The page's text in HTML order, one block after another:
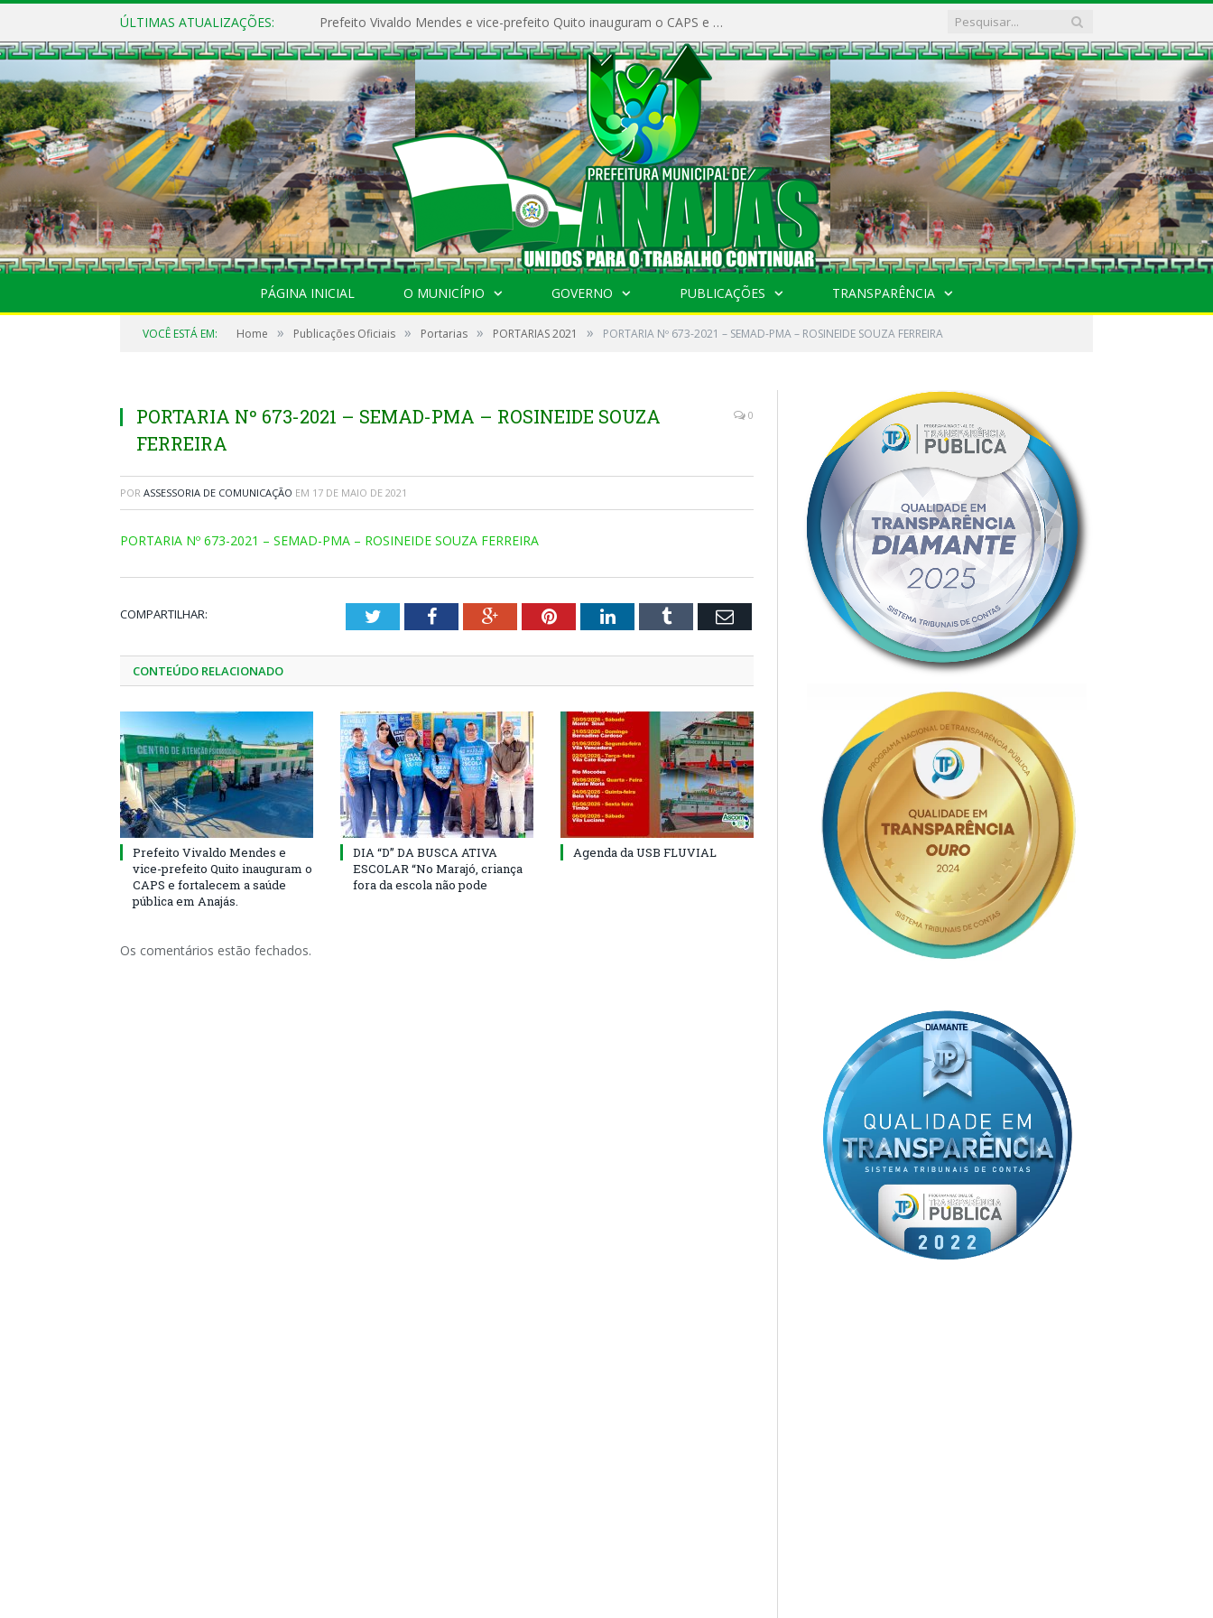
ÚLTIMAS ATUALIZAÇÕES: Prefeito Vivaldo Mendes e vice-prefeito Quito inauguram o CAPS e fortalecem a saúde pública em Anajás.
PÁGINA INICIAL O MUNICÍPIO GOVERNO PUBLICAÇÕES TRANSPARÊNCIA
VOCÊ ESTÁ EM: Home » Publicações Oficiais » Portarias » PORTARIAS 2021 » PORTARIA Nº 673-2021 – SEMAD-PMA – ROSINEIDE SOUZA FERREIRA
PORTARIA Nº 673-2021 – SEMAD-PMA – ROSINEIDE SOUZA
FERREIRA
0
POR ASSESSORIA DE COMUNICAÇÃO EM 17 DE MAIO DE 2021
PORTARIA Nº 673-2021 – SEMAD-PMA – ROSINEIDE SOUZA FERREIRA
COMPARTILHAR: TwitterFacebookGoogle+PinterestLinkedInTumblr Email
CONTEÚDO RELACIONADO
Prefeito Vivaldo Mendes e
vice-prefeito Quito inauguram o
CAPS e fortalecem a saúde
pública em Anajás.
DIA “D” DA BUSCA ATIVA
ESCOLAR “No Marajó, criança
fora da escola não pode
Agenda da USB FLUVIAL
Os comentários estão fechados.